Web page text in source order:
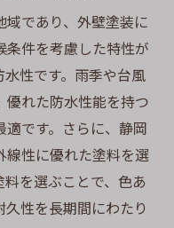
であり、外壁塗装に
件を考慮した特性が
性です。雨季や台風
優れた防水性能を持つ
です。さらに、静岡
線性に優れた塗料を選
を選ぶことで、色あ
性を長期間にわたり